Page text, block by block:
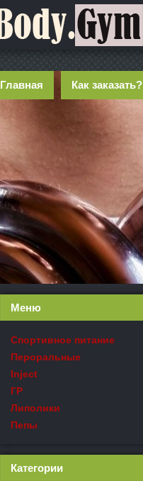
Главная Как заказать?
Меню
Спортивное питание
Пероральные
Inject
ГР
Липолики
Пепы
Категории